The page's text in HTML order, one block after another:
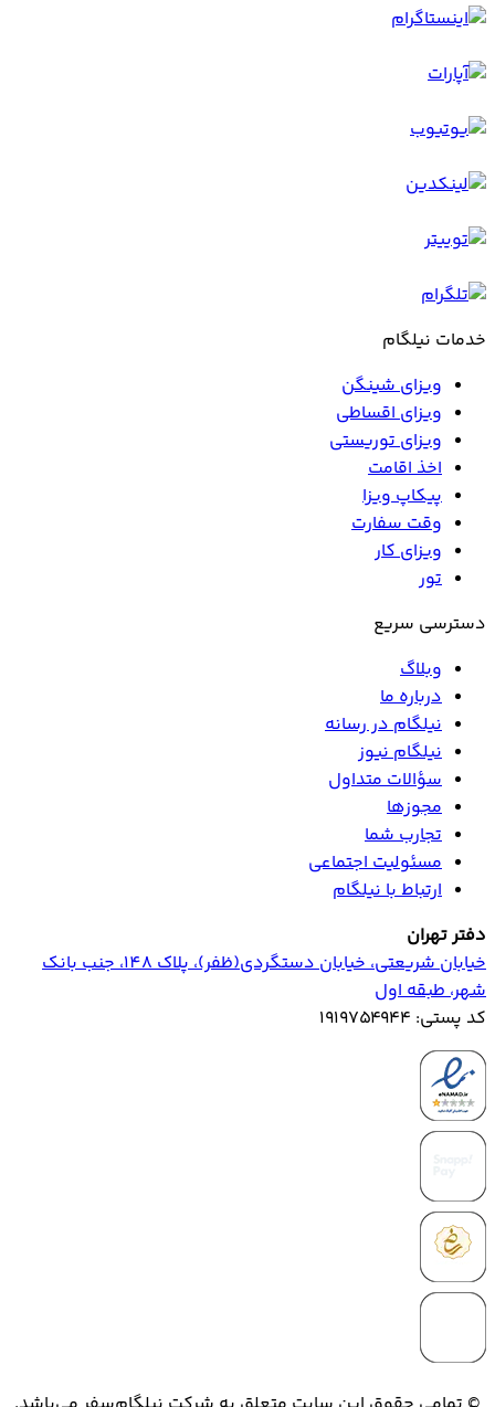
خدمات نیلگام
ویزای شینگن
ویزای اقساطی
ویزای توریستی
اخذ اقامت
پیکاپ ویزا
وقت سفارت
ویزای کار
تور
دسترسی سریع
وبلاگ
درباره ما
نیلگام در رسانه
نیلگام نیوز
سؤالات متداول
مجوزها
تجارب شما
مسئولیت اجتماعی
ارتباط با نیلگام
دفتر تهران
خیابان‌ شریعتی، خیابان‌ دستگردی(ظفر)، پلاک 148، جنب بانک
شهر، طبقه اول
کد پستی: ۱۹۱۹۷۵۴۹۴۴